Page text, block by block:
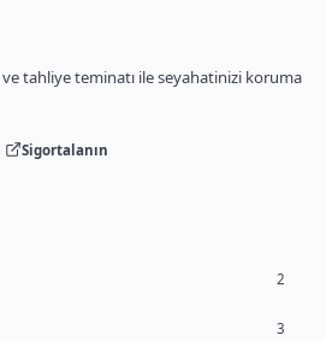
tahliye teminatı ile seyahatinizi koruma
Sigortalanın
2
3